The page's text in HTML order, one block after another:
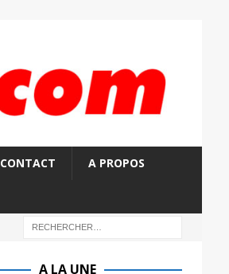
CONTACT A PROPOS
A LA UNE